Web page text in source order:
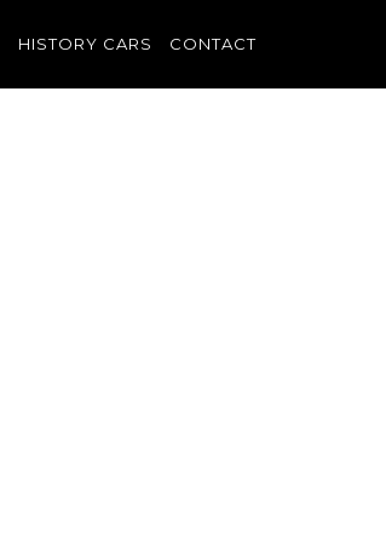
HISTORY CARS CONTACT